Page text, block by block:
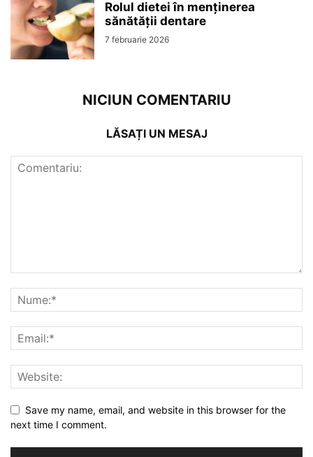
Rolul dietei în menținerea
sănătății dentare
7 februarie 2026
NICIUN COMENTARIU
LĂSAȚI UN MESAJ
Save my name, email, and website in this browser for the
next time I comment.